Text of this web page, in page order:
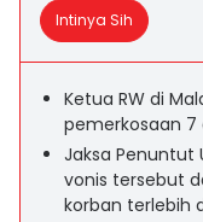
Intinya Sih
Ketua RW di
pemerkosaan 7
Jaksa
vonis tersebut
korban terlebih